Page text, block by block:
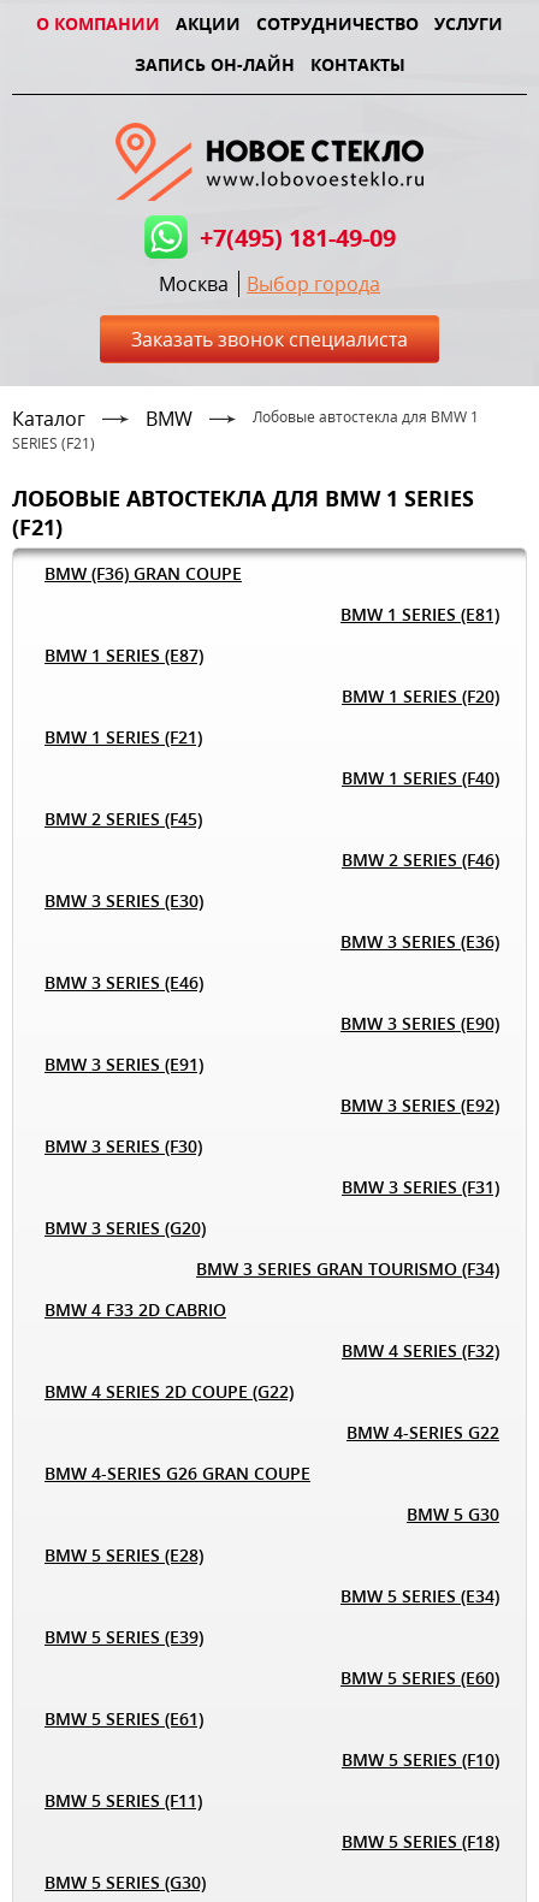
О КОМПАНИИ АКЦИИ СОТРУДНИЧЕСТВО
УСЛУГИ
ЗАПИСЬ ОН-ЛАЙН
КОНТАКТЫ
+7(495) 181-49-09
Москва Выбор города
Заказать звонок специалиста
Каталог BMW
Лобовые автостекла для BMW 1
SERIES (F21)
ЛОБОВЫЕ АВТОСТЕКЛА ДЛЯ BMW 1 SERIES
(F21)
BMW (F36) GRAN COUPE
BMW 1 SERIES (E81)
BMW 1 SERIES (E87)
BMW 1 SERIES (F20)
BMW 1 SERIES (F21)
BMW 1 SERIES (F40)
BMW 2 SERIES (F45)
BMW 2 SERIES (F46)
BMW 3 SERIES (E30)
BMW 3 SERIES (E36)
BMW 3 SERIES (E46)
BMW 3 SERIES (E90)
BMW 3 SERIES (E91)
BMW 3 SERIES (E92)
BMW 3 SERIES (F30)
BMW 3 SERIES (F31)
BMW 3 SERIES (G20)
BMW 3 SERIES GRAN TOURISMO (F34)
BMW 4 F33 2D CABRIO
BMW 4 SERIES (F32)
BMW 4 SERIES 2D COUPE (G22)
BMW 4-SERIES G22
BMW 4-SERIES G26 GRAN COUPE
BMW 5 G30
BMW 5 SERIES (E28)
BMW 5 SERIES (E34)
BMW 5 SERIES (E39)
BMW 5 SERIES (E60)
BMW 5 SERIES (E61)
BMW 5 SERIES (F10)
BMW 5 SERIES (F11)
BMW 5 SERIES (F18)
BMW 5 SERIES (G30)